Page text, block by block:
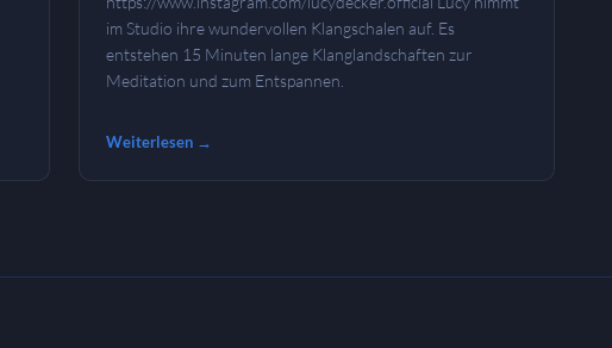
im Studio ihre wundervollen Klangschalen auf. Es
entstehen 15 Minuten lange Klanglandschaften zur
Meditation und zum Entspannen.
Weiterlesen →